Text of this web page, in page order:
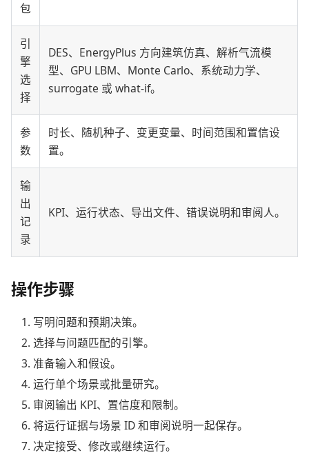
包
引
擎
选
择
DES、EnergyPlus 方向建筑仿真、解析气流模
型、GPU LBM、Monte Carlo、系统动力学、
surrogate 或 what-if。
参
数
时长、随机种子、变更变量、时间范围和置信设
置。
输
出
记
录
KPI、运行状态、导出文件、错误说明和审阅人。
操作步骤
写明问题和预期决策。
选择与问题匹配的引擎。
准备输入和假设。
运行单个场景或批量研究。
审阅输出 KPI、置信度和限制。
将运行证据与场景 ID 和审阅说明一起保存。
决定接受、修改或继续运行。